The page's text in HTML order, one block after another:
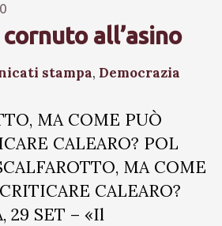
all’asino
stampa, Democrazia
MA COME PUÒ
CALEARO? POL
MA COME
CALEARO?
29 SET – «Il